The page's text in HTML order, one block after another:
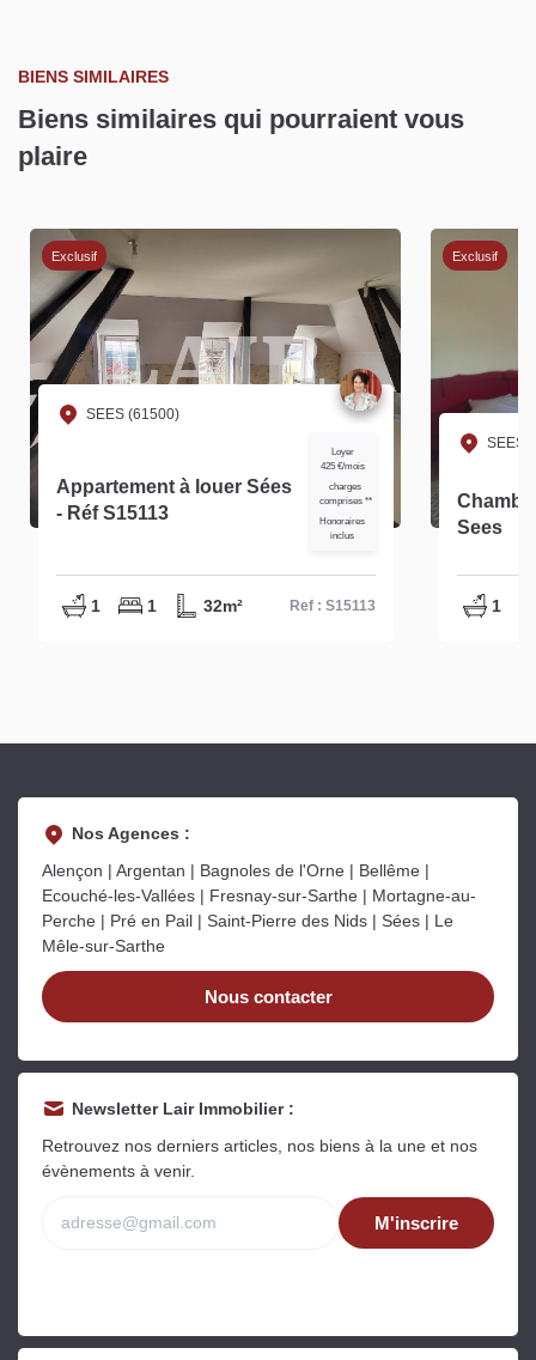
BIENS SIMILAIRES
Biens similaires qui pourraient vous
plaire
Exclusif
SEES (61500)
Appartement à louer Sées
- Réf S15113
Loyer
425 €/mois
charges
comprises **
Honoraires
inclus
1 1 32m² Ref : S15113
Exclusif
SEES
Sees
1
Nos Agences :
Alençon | Argentan | Bagnoles de l'Orne | Bellême |
Ecouché-les-Vallées | Fresnay-sur-Sarthe | Mortagne-au-
Perche | Pré en Pail | Saint-Pierre des Nids | Sées | Le
Mêle-sur-Sarthe
Nous contacter
Newsletter Lair Immobilier :
Retrouvez nos derniers articles, nos biens à la une et nos
évènements à venir.
M'inscrire